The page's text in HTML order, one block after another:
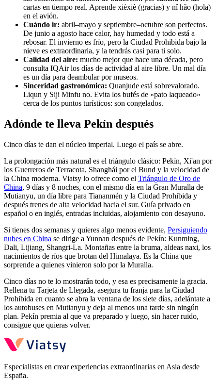
cartas en tiempo real. Aprende xièxiè (gracias) y nǐ hǎo (hola)
en el avión.
Cuándo ir: abril–mayo y septiembre–octubre son perfectos.
De junio a agosto hace calor, hay humedad y todo está a
rebosar. El invierno es frío, pero la Ciudad Prohibida bajo la
nieve es extraordinaria, y la tendrás casi para ti solo.
Calidad del aire: mucho mejor que hace una década, pero
consulta IQAir los días de actividad al aire libre. Un mal día
es un día para deambular por museos.
Sinceridad gastronómica: Quanjude está sobrevalorado.
Liqun y Siji Minfu no. Evita los bufés de «pato laqueado»
cerca de los puntos turísticos: son congelados.
Adónde te lleva Pekín después
Cinco días te dan el núcleo imperial. Luego el país se abre.
La prolongación más natural es el triángulo clásico: Pekín, Xi'an por
los Guerreros de Terracota, Shanghái por el Bund y la velocidad de
la China moderna. Viatsy lo ofrece como el Triángulo de Oro de
China, 9 días y 8 noches, con el mismo día en la Gran Muralla de
Mutianyu, un día libre para Tiananmén y la Ciudad Prohibida y
después trenes de alta velocidad hacia el sur. Guía privado en
español o en inglés, entradas incluidas, alojamiento con desayuno.
Si tienes dos semanas y quieres algo menos evidente, Persiguiendo
nubes en China se dirige a Yunnan después de Pekín: Kunming,
Dali, Lijiang, Shangri-La. Montañas entre la bruma, aldeas naxi, los
nacimientos de ríos que brotan del Himalaya. Es la China que
sorprende a quienes vinieron solo por la Muralla.
Cinco días no te lo mostrarán todo, y esa es precisamente la gracia.
Rellena tu Tarjeta de Llegada, asegura tu franja para la Ciudad
Prohibida en cuanto se abra la ventana de los siete días, adelántate a
los autobuses en Mutianyu y deja al menos una tarde sin ningún
plan. Pekín premia al que va preparado y luego, sin hacer ruido,
consigue que quieras volver.
Especialistas en crear experiencias extraordinarias en Asia desde
España.